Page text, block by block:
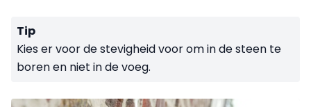
Tip
Kies er voor de stevigheid voor om in de steen te
boren en niet in de voeg.